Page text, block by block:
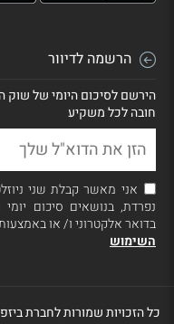
הרשמה לדיוור
הירשם לסיכום היומי של שוק
חובה לכל משקיע
אני מאשר קבלת שני
נפרדת, בנושאים סיכום
בדואר אלקטרוני ו/ או
השימוש
כל הזכויות שמורות לחברת